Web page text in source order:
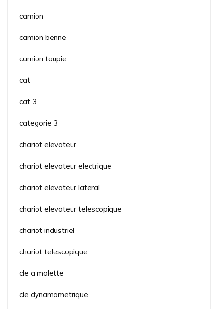
camion
camion benne
camion toupie
cat
cat 3
categorie 3
chariot elevateur
chariot elevateur electrique
chariot elevateur lateral
chariot elevateur telescopique
chariot industriel
chariot telescopique
cle a molette
cle dynamometrique